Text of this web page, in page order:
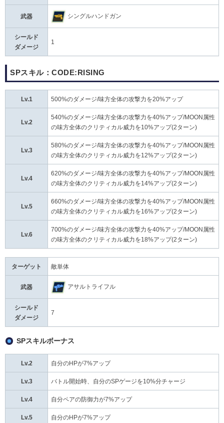
武器 シングルハンドガン
シールド
ダメージ
1
SPスキル：CODE:RISING
Lv.1 500%のダメージ/味方全体の攻撃力を20%アップ
Lv.2
540%のダメージ/味方全体の攻撃力を40%アップ/MOON属性
の味方全体のクリティカル威力を10%アップ(2ターン)
Lv.3
580%のダメージ/味方全体の攻撃力を40%アップ/MOON属性
の味方全体のクリティカル威力を12%アップ(2ターン)
Lv.4
620%のダメージ/味方全体の攻撃力を40%アップ/MOON属性
の味方全体のクリティカル威力を14%アップ(2ターン)
Lv.5
660%のダメージ/味方全体の攻撃力を40%アップ/MOON属性
の味方全体のクリティカル威力を16%アップ(2ターン)
Lv.6
700%のダメージ/味方全体の攻撃力を40%アップ/MOON属性
の味方全体のクリティカル威力を18%アップ(2ターン)
ターゲット 敵単体
武器 アサルトライフル
シールド
ダメージ
7
SPスキルボーナス
Lv.2 自分のHPが7%アップ
Lv.3 バトル開始時、自分のSPゲージを10%分チャージ
Lv.4 自分ペアの防御力が7%アップ
Lv.5 自分のHPが7%アップ